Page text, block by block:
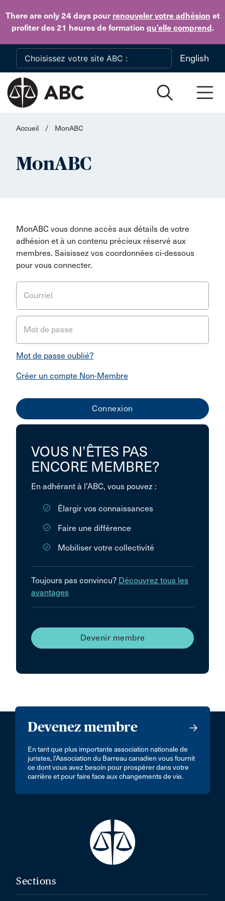
There are only 24 dayspour renouveler votre adhésion et
profiter des 21 heures de formation qu’elle comprend.
Skip to main content
English
Accueil / MonABC
MonABC
MonABC vous donne accès aux détails de votre
adhésion et à un contenu précieux réservé aux
membres. Saisissez vos coordonnées ci-dessous
pour vous connecter.
Courriel
Mot de passe
Mot de passe oublié?
Créer un compte Non-Membre
VOUS N’ÊTES PAS
ENCORE MEMBRE?
En adhérant à l’ABC, vous pouvez :
Élargir vos connaissances
Faire une différence
Mobiliser votre collectivité
Toujours pas convincu? Découvrez tous les
avantages
Devenir membre
Devenez membre
En tant que plus importante association nationale de
juristes, l’Association du Barreau canadien vous fournit
ce dont vous avez besoin pour prospérer dans votre
carrière et pour faire face aux changements de vie.
Sections